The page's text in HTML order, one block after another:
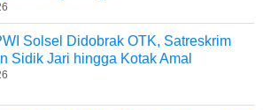
Solsel Didobrak OTK, Satreskrim
Sidik Jari hingga Kotak Amal